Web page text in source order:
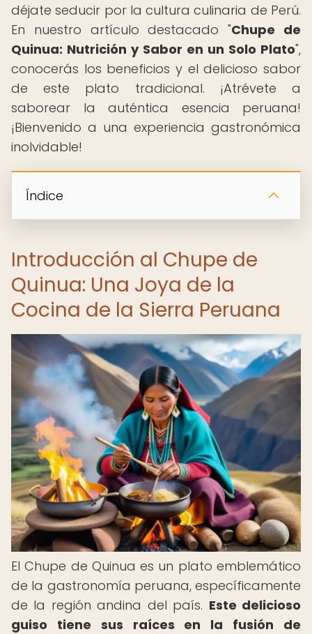
déjate seducir por la cultura culinaria de Perú.
En nuestro artículo destacado "Chupe de
Quinua: Nutrición y Sabor en un Solo Plato",
conocerás los beneficios y el delicioso sabor
de este plato tradicional. ¡Atrévete a
saborear la auténtica esencia peruana!
¡Bienvenido a una experiencia gastronómica
inolvidable!
Índice
Introducción al Chupe de
Quinua: Una Joya de la
Cocina de la Sierra Peruana
El Chupe de Quinua es un plato emblemático
de la gastronomía peruana, específicamente
de la región andina del país. Este delicioso
guiso tiene sus raíces en la fusión de